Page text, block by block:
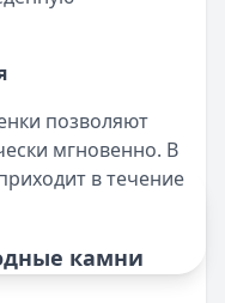
позволяют
мгновенно. В
в течение
камни